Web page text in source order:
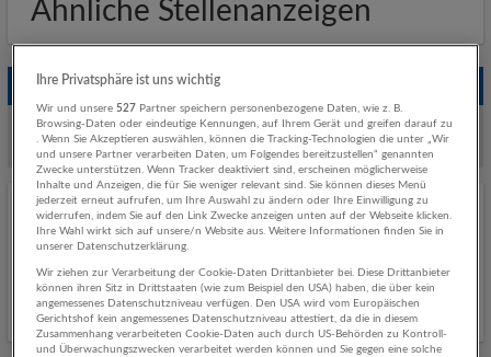
Ähnliche Stellenanzeigen
Empfohlene Jobs
Weitere Jobs von Salzburg AG für Energie, Verkehr und
Telekommunikation
Monteur:in Elektrotechnik
02.07.2026,Salzburg AG für Energie, Verkehr und
Telekommunikation
Bruck an der Großglocknerstraße
Ihre Privatsphäre ist uns wichtig
Wir und unsere 527 Partner speichern personenbezogene Daten, wie z. B.
Browsing-Daten oder eindeutige Kennungen, auf Ihrem Gerät und greifen darauf zu
. Wenn Sie Akzeptieren auswählen, können die Tracking-Technologien die unter „Wir
und unsere Partner verarbeiten Daten, um Folgendes bereitzustellen“ genannten
Zwecke unterstützen. Wenn Tracker deaktiviert sind, erscheinen möglicherweise
Inhalte und Anzeigen, die für Sie weniger relevant sind. Sie können dieses Menü
jederzeit erneut aufrufen, um Ihre Auswahl zu ändern oder Ihre Einwilligung zu
widerrufen, indem Sie auf den Link Zwecke anzeigen unten auf der Webseite klicken.
Ihre Wahl wirkt sich auf unsere/n Website aus. Weitere Informationen finden Sie in
unserer Datenschutzerklärung.
Wir ziehen zur Verarbeitung der Cookie-Daten Drittanbieter bei. Diese Drittanbieter
können ihren Sitz in Drittstaaten (wie zum Beispiel den USA) haben, die über kein
angemessenes Datenschutzniveau verfügen. Den USA wird vom Europäischen
Gerichtshof kein angemessenes Datenschutzniveau attestiert, da die in diesem
Zusammenhang verarbeiteten Cookie-Daten auch durch US-Behörden zu Kontroll-
und Überwachungszwecken verarbeitet werden können und Sie gegen eine solche